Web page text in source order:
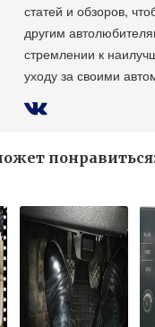
статей и обзоров,
другим
стремлении к
уходу за своими